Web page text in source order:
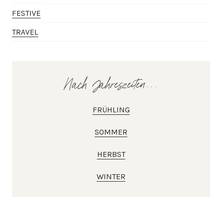
FESTIVE
TRAVEL
Nach Jahreszeiten...
FRÜHLING
SOMMER
HERBST
WINTER